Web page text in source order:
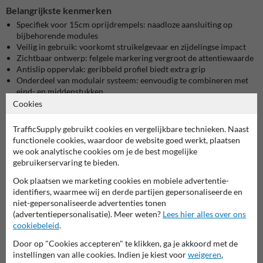
Belangrijkste kenmerken
Specifiek voor 15cm oprijdrempels: naadloze aansluiting op
bijbehorende modules
Veilig in gebruik: voorkomt struikelgevaar en zijdelingse impact
Zichtbaar ontwerp: felgele markering vergroot de attentiewaarde
Antislip oppervlak: geribbeld profiel biedt extra grip
Onderdeel van modulair systeem: eenvoudig te combineren met
eind- en middenstukken
Geschikt voor zwaar verkeer: tot 40 ton draagkracht (in
combinatie met hoofdmodule)
Duurzame montage: installatie via bevestigingspunten van de
hoofdmodule (bevestigingsmateriaal los verkrijgbaar)
Toepassingen
Industriële omgevingen
Laad- en loszones
Evenemententerreinen
Parkeerterreinen en toegangswegen
Cookies
TrafficSupply gebruikt cookies en vergelijkbare technieken. Naast
functionele cookies, waardoor de website goed werkt, plaatsen
we ook analytische cookies om je de best mogelijke
gebruikerservaring te bieden.
Ook plaatsen we marketing cookies en mobiele advertentie-
identifiers, waarmee wij en derde partijen gepersonaliseerde en
niet-gepersonaliseerde advertenties tonen
(advertentiepersonalisatie). Meer weten? Lees hier alles over ons
cookiebeleid.
Door op "Cookies accepteren" te klikken, ga je akkoord met de
instellingen van alle cookies. Indien je kiest voorweigeren,